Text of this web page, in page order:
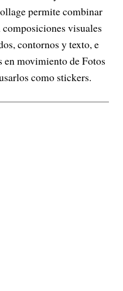
permite combinar
visuales
contornos y texto, e
movimiento de Fotos
como stickers.